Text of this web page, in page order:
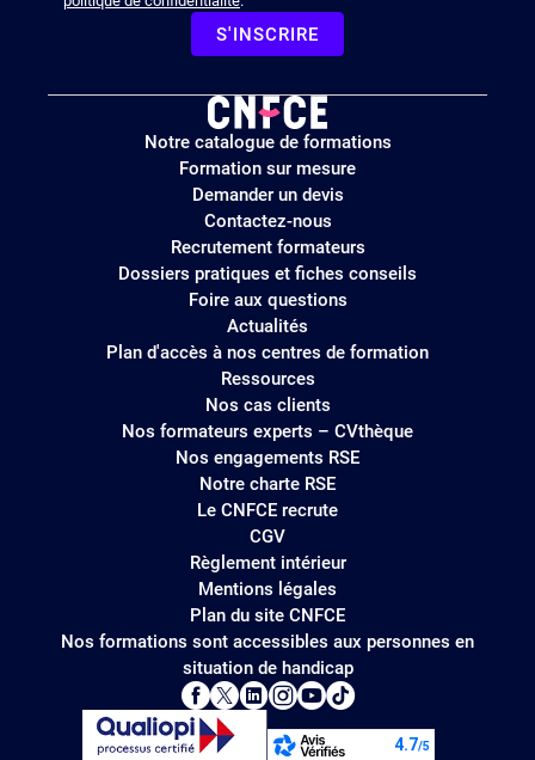
S'INSCRIRE
Logo
site
Notre catalogue de formations
Formation sur mesure
Demander un devis
Contactez-nous
Recrutement formateurs
Dossiers pratiques et fiches conseils
Foire aux questions
Actualités
Plan d'accès à nos centres de formation
Ressources
Nos cas clients
Nos formateurs experts – CVthèque
Nos engagements RSE
Notre charte RSE
Le CNFCE recrute
CGV
Règlement intérieur
Mentions légales
Plan du site CNFCE
Nos formations sont accessibles aux personnes en
situation de handicap